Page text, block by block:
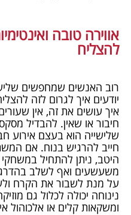
אווירה טובה
להצליח
רוב האנשים שמחפשים
יודעים איך לגרום לזה
איך עושים את זה, אין שעורים
חיבור או שאין. להבדיל
שלישייה הוא בעצם אירוע
חייב להרגיש בנוח. אם
היטב, ניתן להתחיל
משעשעים ואף לשלב
על מנת לשבור את הקרח
נינוחה יכולה לכלול גם
ומשקאות קלים או אלכוהול